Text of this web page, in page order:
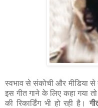
स्वभाव से संकोची और मीडिया से
इस गीत गाने के लिए कहा गया
की रिकार्डिंग भी हो रही है।